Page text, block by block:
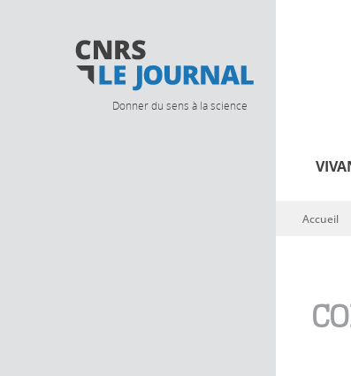
Donner du sens à la science
Vous êtes ici
Accueil